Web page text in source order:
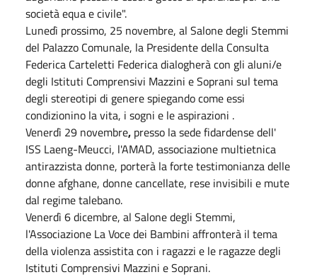
società equa e civile".
Lunedì prossimo, 25 novembre, al Salone degli Stemmi
del Palazzo Comunale, la Presidente della Consulta
Federica Carteletti Federica dialogherà con gli aluni/e
degli Istituti Comprensivi Mazzini e Soprani sul tema
degli stereotipi di genere spiegando come essi
condizionino la vita, i sogni e le aspirazioni .
Venerdì 29 novembre, presso la sede fidardense dell'
ISS Laeng-Meucci, l'AMAD, associazione multietnica
antirazzista donne, porterà la forte testimonianza delle
donne afghane, donne cancellate, rese invisibili e mute
dal regime talebano.
Venerdì 6 dicembre, al Salone degli Stemmi,
l'Associazione La Voce dei Bambini affronterà il tema
della violenza assistita con i ragazzi e le ragazze degli
Istituti Comprensivi Mazzini e Soprani.